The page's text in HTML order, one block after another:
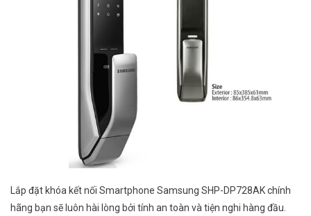
Lắp đặt khóa kết nối Smartphone Samsung SHP-DP728AK chính
hãng bạn sẽ luôn hài lòng bởi tính an toàn và tiện nghi hàng đầu.